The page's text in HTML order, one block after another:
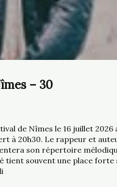
– 30
de Nîmes le 16 juillet 2026
à 20h30. Le rappeur et
son répertoire
tient souvent une place forte